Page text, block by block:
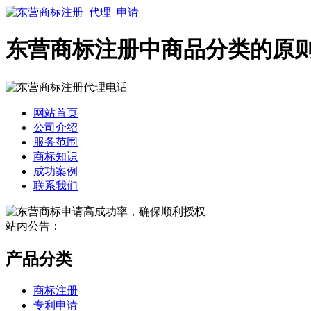
东营商标注册中商品分类的原
网站首页
公司介绍
服务范围
商标知识
成功案例
联系我们
站内公告：
产品分类
商标注册
专利申请